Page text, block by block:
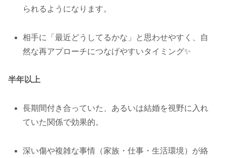
られるようになります。
相手に「最近どうしてるかな」と思わせやすく、自
然な再アプローチにつなげやすいタイミング✨
半年以上
長期間付き合っていた、あるいは結婚を視野に入れ
ていた関係で効果的。
深い傷や複雑な事情（家族・仕事・生活環境）が絡